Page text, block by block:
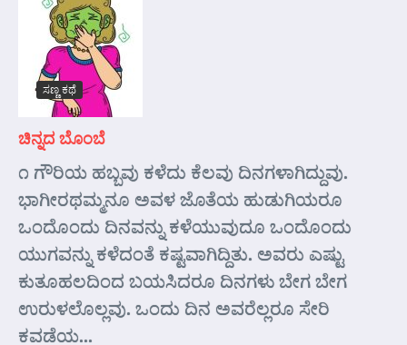
ಸಣ್ಣ ಕಥೆ
ಚಿನ್ನದ ಬೊಂಬೆ
೧ ಗೌರಿಯ ಹಬ್ಬವು ಕಳೆದು ಕೆಲವು ದಿನಗಳಾಗಿದ್ದುವು.
ಭಾಗೀರಥಮ್ಮನೂ ಅವಳ ಜೊತೆಯ ಹುಡುಗಿಯರೂ
ಒಂದೊಂದು ದಿನವನ್ನು ಕಳೆಯುವುದೂ ಒಂದೊಂದು
ಯುಗವನ್ನು ಕಳೆದಂತೆ ಕಷ್ಟವಾಗಿದ್ದಿತು. ಅವರು ಎಷ್ಟು
ಕುತೂಹಲದಿಂದ ಬಯಸಿದರೂ ದಿನಗಳು ಬೇಗ ಬೇಗ
ಉರುಳಲೊಲ್ಲವು. ಒಂದು ದಿನ ಅವರೆಲ್ಲರೂ ಸೇರಿ
ಕವಡೆಯ...